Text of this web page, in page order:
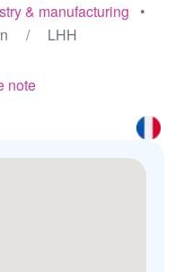
& manufacturing •
/ LHH
note